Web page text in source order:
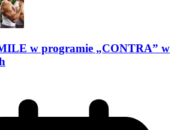
w programie „CONTRA” w